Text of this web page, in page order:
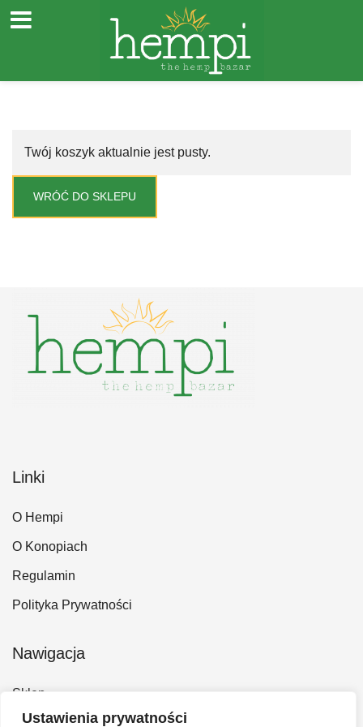
Ustawienia prywatności
treści
Twój koszyk aktualnie jest pusty.
WRÓĆ DO SKLEPU
Linki
O Hempi
O Konopiach
Regulamin
Polityka Prywatności
Nawigacja
Sklep
Kontakt